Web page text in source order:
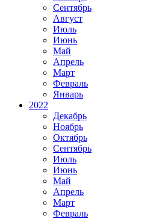
Сентябрь
Август
Июль
Июнь
Май
Апрель
Март
Февраль
Январь
2022
Декабрь
Ноябрь
Октябрь
Сентябрь
Июль
Июнь
Май
Апрель
Март
Февраль